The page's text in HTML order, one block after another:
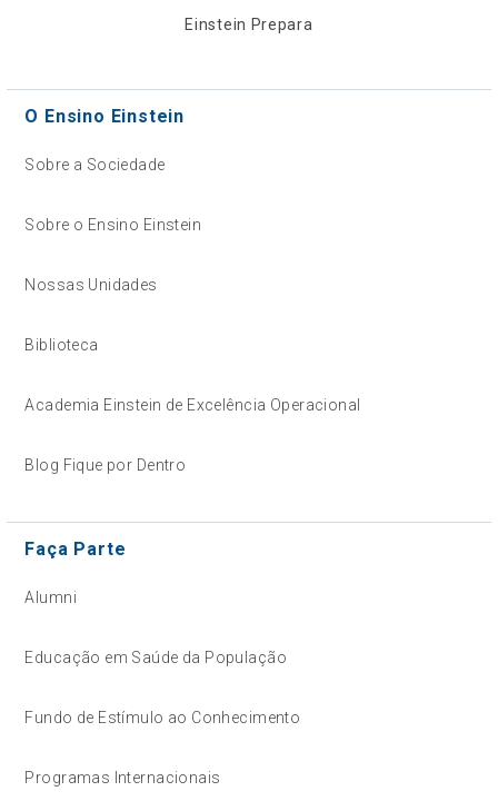
Einstein Prepara
O Ensino Einstein
Sobre a Sociedade
Sobre o Ensino Einstein
Nossas Unidades
Biblioteca
Academia Einstein de Excelência Operacional
Blog Fique por Dentro
Faça Parte
Alumni
Educação em Saúde da População
Fundo de Estímulo ao Conhecimento
Programas Internacionais